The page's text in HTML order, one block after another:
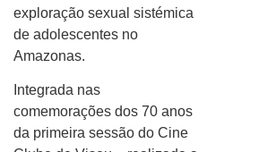
exploração sexual sistémica
de adolescentes no
Amazonas.
Integrada nas
comemorações dos 70 anos
da primeira sessão do Cine